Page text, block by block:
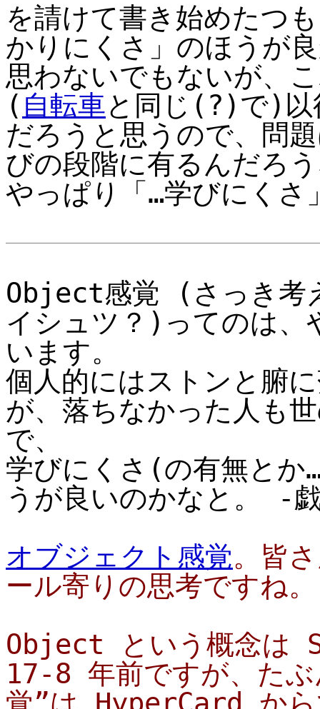
を請けて書き始めたつ
かりにくさ」のほうが
思わないでもないが、
( 自転車と同じ(?)で)以
だろうと思うので、問
びの段階に有るんだろ
やっぱり「…学びにく
Object感覚 (さっき考
イシュツ？)ってのは、
います。
個人的にはストンと腑
が、落ちなかった人も
で、
学びにくさ(の有無とか
うが良いのかなと。 -
オブジェクト感覚。皆
ール寄りの思考ですね
Object という概念は
17-8 年前ですが、た